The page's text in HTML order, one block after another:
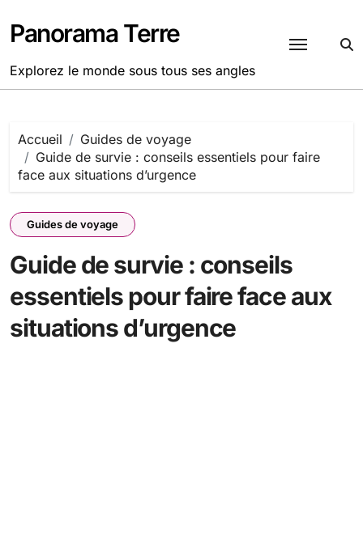
au
contenu
Panorama Terre
Explorez le monde sous tous ses angles
Accueil
Guides de voyage
Guide de survie : conseils essentiels pour faire
face aux situations d’urgence
Guides de voyage
Guide de survie : conseils
essentiels pour faire face aux
situations d’urgence